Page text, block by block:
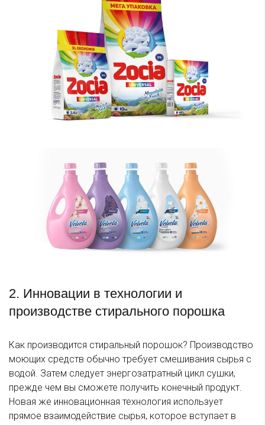
2. Инновации в технологии и
производстве стирального порошка
Как производится стиральный порошок? Производство
моющих средств обычно требует смешивания сырья с
водой. Затем следует энергозатратный цикл сушки,
прежде чем вы сможете получить конечный продукт.
Новая же инновационная технология использует
прямое взаимодействие сырья, которое вступает в